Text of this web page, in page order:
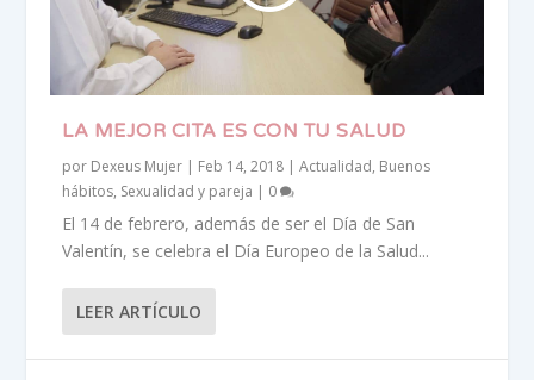
LA MEJOR CITA ES CON TU SALUD
por Dexeus Mujer | Feb 14, 2018 |Actualidad, Buenos
hábitos, Sexualidad y pareja | 0
El 14 de febrero, además de ser el Día de San
Valentín, se celebra el Día Europeo de la Salud...
LEER ARTÍCULO